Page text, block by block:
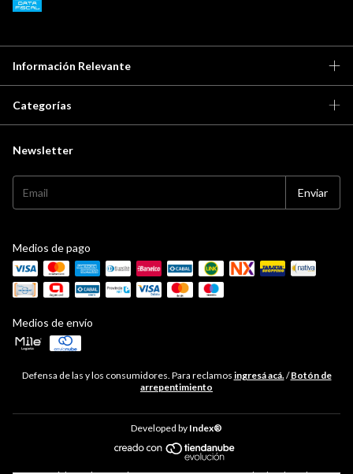
Información Relevante
Categorías
Newsletter
Medios de pago
Medios de envío
Defensa de las y los consumidores. Para reclamos ingresá acá./ Botón de
arrepentimiento
Developed by Index®